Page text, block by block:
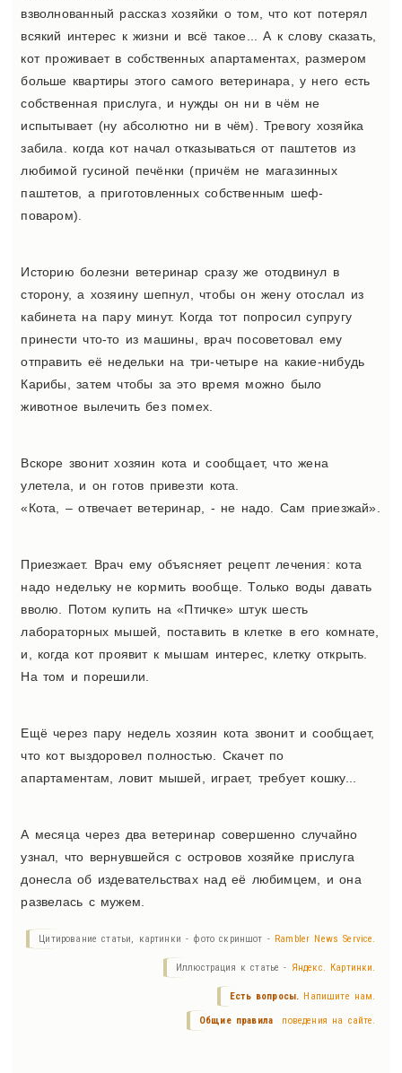
взволнованный рассказ хозяйки о том, что кот потерял
всякий интерес к жизни и всё такое... А к слову сказать,
кот проживает в собственных апартаментах, размером
больше квартиры этого самого ветеринара, у него есть
собственная прислуга, и нужды он ни в чём не
испытывает (ну абсолютно ни в чём). Тревогу хозяйка
забила. когда кот начал отказываться от паштетов из
любимой гусиной печёнки (причём не магазинных
паштетов, а приготовленных собственным шеф-
поваром).
Историю болезни ветеринар сразу же отодвинул в
сторону, а хозяину шепнул, чтобы он жену отослал из
кабинета на пару минут. Когда тот попросил супругу
принести что-то из машины, врач посоветовал ему
отправить её недельки на три-четыре на какие-нибудь
Карибы, затем чтобы за это время можно было
животное вылечить без помех.
Вскоре звонит хозяин кота и сообщает, что жена
улетела, и он готов привезти кота.
«Кота, – отвечает ветеринар, - не надо. Сам приезжай».
Приезжает. Врач ему объясняет рецепт лечения: кота
надо недельку не кормить вообще. Только воды давать
вволю. Потом купить на «Птичке» штук шесть
лабораторных мышей, поставить в клетке в его комнате,
и, когда кот проявит к мышам интерес, клетку открыть.
На том и порешили.
Ещё через пару недель хозяин кота звонит и сообщает,
что кот выздоровел полностью. Скачет по
апартаментам, ловит мышей, играет, требует кошку...
А месяца через два ветеринар совершенно случайно
узнал, что вернувшейся с островов хозяйке прислуга
донесла об издевательствах над её любимцем, и она
развелась с мужем.
Цитирование статьи, картинки - фото скриншот - Rambler News Service.
Иллюстрация к статье - Яндекс. Картинки.
Есть вопросы. Напишите нам.
Общие правила поведения на сайте.